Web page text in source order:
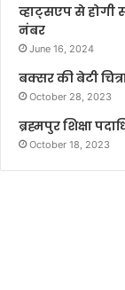
व्हाट्सएप से होगी
नंबर
June 16, 2024
बक्सर की बेटी
October 28, 2023
ब्रह्मपुर शिक्षा
October 18, 2023